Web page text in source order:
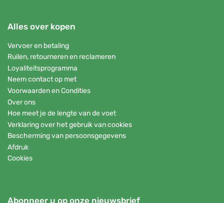
Alles over kopen
Vervoer en betaling
Ruilen, retourneren en reclameren
Loyaliteitsprogramma
Neem contact op met
Voorwaarden en Condities
Over ons
Hoe meet je de lengte van de voet
Verklaring over het gebruik van cookies
Bescherming van persoonsgegevens
Afdruk
Cookies
Abonneer u op onze nieuwsbrief